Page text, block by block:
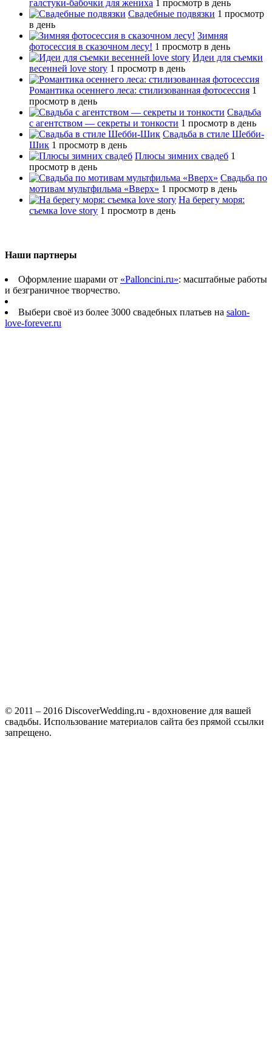
галстуки-бабочки для жениха 1 просмотр в день
Свадебные подвязки 1 просмотр
в день
Зимняя
фотосессия в сказочном лесу! 1 просмотр в день
Идеи для съемки
весенней love story 1 просмотр в день
Романтика осеннего леса: стилизованная фотосессия 1
просмотр в день
Свадьба
с агентством — секреты и тонкости 1 просмотр в день
Свадьба в стиле Шебби-
Шик 1 просмотр в день
Плюсы зимних свадеб 1
просмотр в день
Свадьба по
мотивам мультфильма «Вверх» 1 просмотр в день
На берегу моря:
съемка love story 1 просмотр в день
Наши партнеры
Оформление шарами от «Palloncini.ru»: масштабные работы
и безграничное творчество.
Выбери своё из более 3000 свадебных платьев на salon-
love-forever.ru
© 2011 – 2016 DiscoverWedding.ru - вдохновение для вашей
свадьбы. Использование материалов сайта без прямой ссылки
запрещено.